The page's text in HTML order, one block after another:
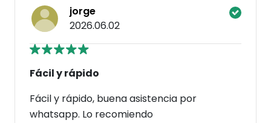
jorge
2026.06.02
Fácil y rápido
Fácil y rápido, buena asistencia por
whatsapp. Lo recomiendo